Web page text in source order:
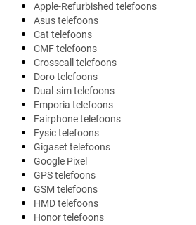
Apple-Refurbished telefoons
Asus telefoons
Cat telefoons
CMF telefoons
Crosscall telefoons
Doro telefoons
Dual-sim telefoons
Emporia telefoons
Fairphone telefoons
Fysic telefoons
Gigaset telefoons
Google Pixel
GPS telefoons
GSM telefoons
HMD telefoons
Honor telefoons